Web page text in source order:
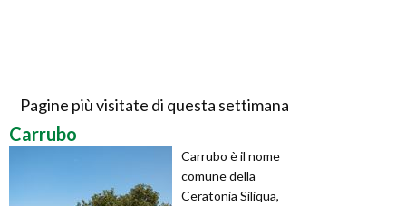
Pagine più visitate di questa settimana
Carrubo
Carrubo è il nome
comune della
Ceratonia Siliqua,